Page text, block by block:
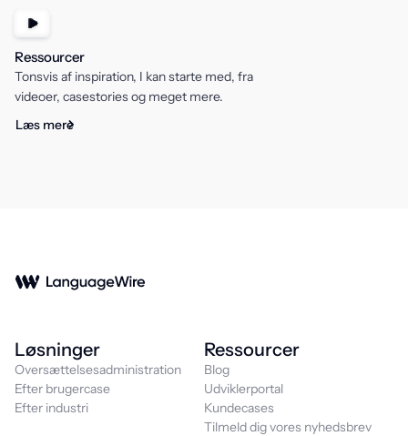
Ressourcer
Tonsvis af inspiration, I kan starte med, fra
videoer, casestories og meget mere.
Læs mere
Løsninger
Oversættelsesadministration
Efter brugercase
Efter industri
Ressourcer
Blog
Udviklerportal
Kundecases
Tilmeld dig vores nyhedsbrev